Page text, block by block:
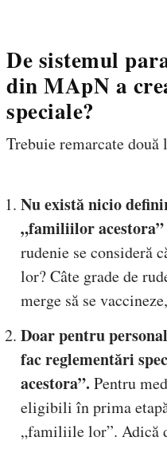
De sistemul
din MApN a
speciale?
Trebuie remarcate
Nu există nicio
„familiilor acestora”
rudenie se consideră
lor? Câte grade de
merge să se
Doar pentru
fac reglementări
acestora”. Pentru
eligibili în prima
„familiile lor”. Adică